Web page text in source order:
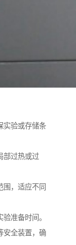
实验或存储条
部过热或过
围，适应不同
准备时间。
安全装置，确